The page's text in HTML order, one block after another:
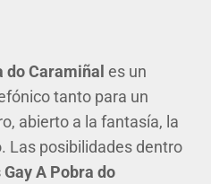
do Caramiñal es un
tanto para un
abierto a la fantasía, la
Las posibilidades dentro
A Pobra do